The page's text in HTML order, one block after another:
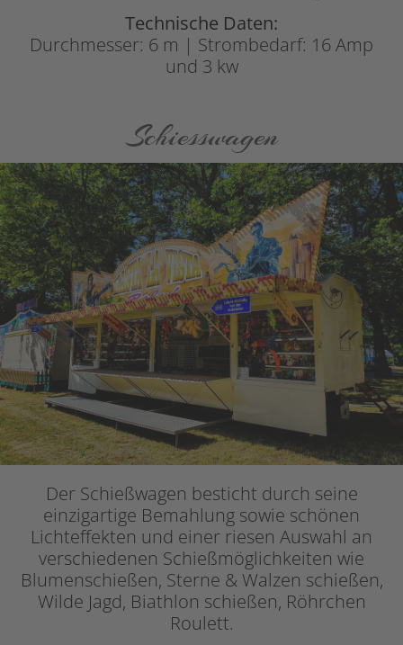
Technische Daten:
Durchmesser: 6 m | Strombedarf: 16 Amp
und 3 kw
Schiesswagen
Der Schießwagen besticht durch seine
einzigartige Bemahlung sowie schönen
Lichteffekten und einer riesen Auswahl an
verschiedenen Schießmöglichkeiten wie
Blumenschießen, Sterne & Walzen schießen,
Wilde Jagd, Biathlon schießen, Röhrchen
Roulett.